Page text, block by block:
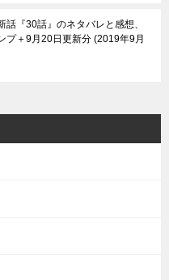
話『30話』のネタバレと感想、
プ＋9月20日更新分 2019年9月